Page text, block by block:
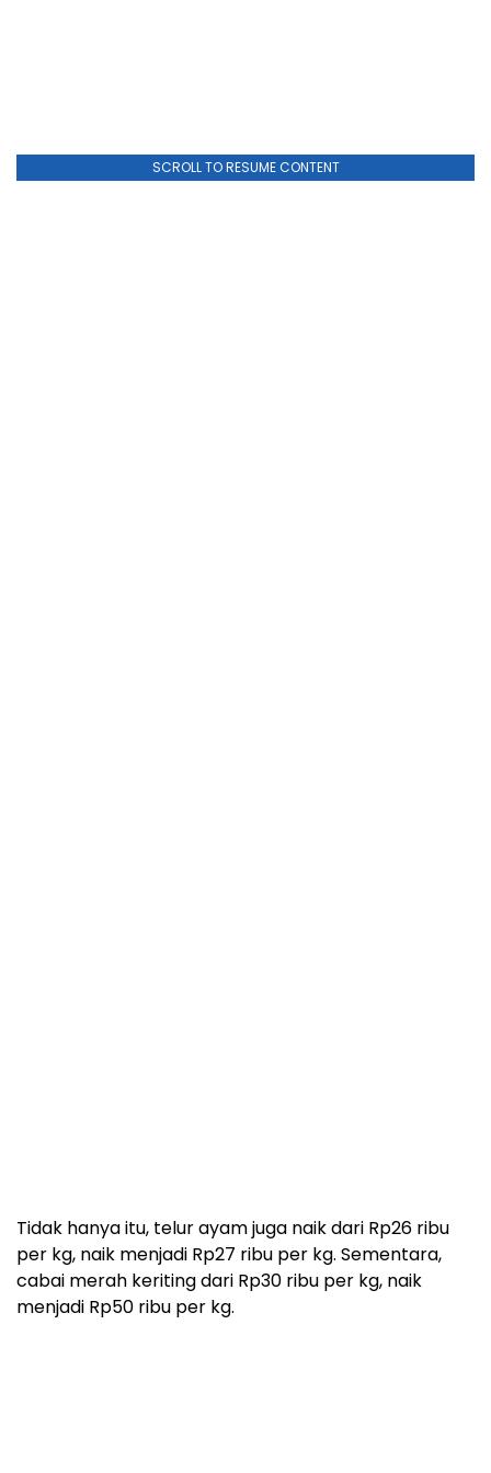
SCROLL TO RESUME CONTENT
Tidak hanya itu, telur ayam juga naik dari Rp26 ribu
per kg, naik menjadi Rp27 ribu per kg. Sementara,
cabai merah keriting dari Rp30 ribu per kg, naik
menjadi Rp50 ribu per kg.